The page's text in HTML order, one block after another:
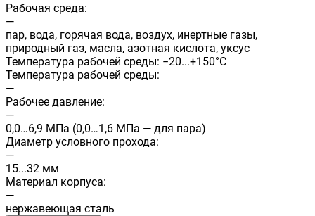
Рабочая среда:
—
пар, вода, горячая вода, воздух, инертные газы,
природный газ, масла, азотная кислота, уксус
Температура рабочей среды: −20...+150°С
Температура рабочей среды:
—
Рабочее давление:
—
0,0…6,9 МПа (0,0…1,6 МПа — для пара)
Диаметр условного прохода:
—
15...32 мм
Материал корпуса:
—
нержавеющая сталь